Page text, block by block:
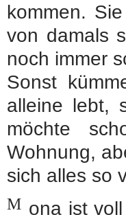
kommen.
von damals
noch immer
Sonst
alleine lebt,
möchte
Wohnung,
sich alles so
M ona ist